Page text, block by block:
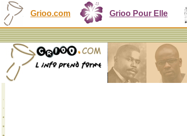
Grioo.com Grioo Pour Elle